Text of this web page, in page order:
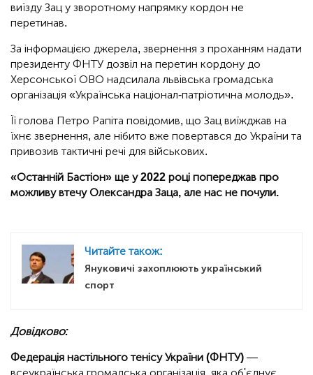
виїзду Зац у зворотному напрямку кордон не
перетинав.
За інформацією джерела, звернення з проханням надати
президенту ФНТУ дозвіл на перетин кордону до
Херсонської ОВО надсилала львівська громадська
організація «Українська націонал-патріотична молодь».
Її голова Петро Рапіта повідомив, що Зац виїжджав на
їхнє звернення, але нібито вже повертався до України та
привозив тактичні речі для військових.
«Останній Бастіон» ще у 2022 році попереджав про
можливу втечу Олександра Заца, але нас не почули.
Читайте також:
Януковичі захоплюють український
спорт
Довідково:
Федерація настільного тенісу України (ФНТУ) —